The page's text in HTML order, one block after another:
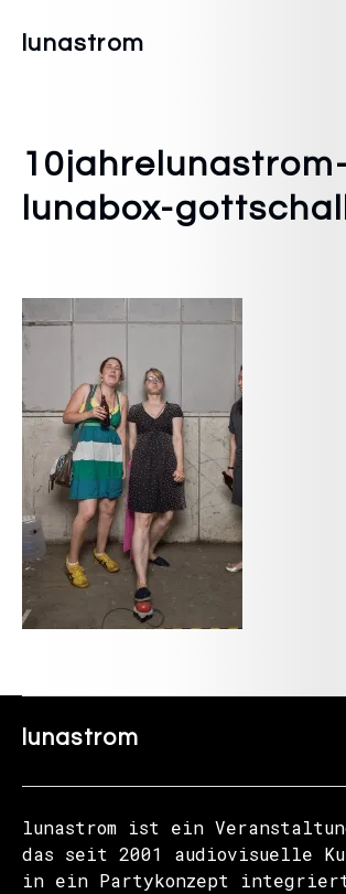
lunastrom
lunabox-
lunastrom
lunastrom ist ein
das seit 2001 audiovisuelle
in ein Partykonzept